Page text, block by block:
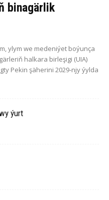
binagärlik
ylym we medeniýet boýunça
halkara birleşigi (UIA)
Pekin şäherini 2029-njy ýylda
ýurt